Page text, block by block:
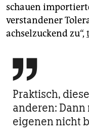
schauen
verstandener
achselzuckend zu“,

Praktisch,
anderen:
eigenen nicht